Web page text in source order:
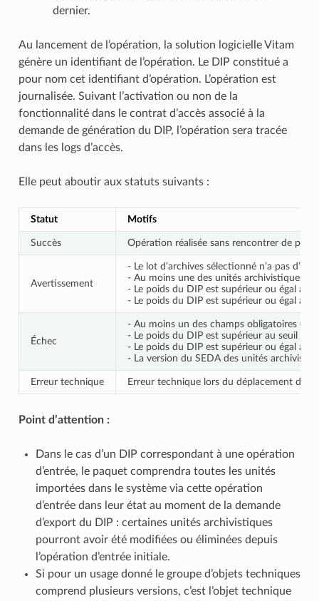
dernier.
Au lancement de l’opération, la solution logicielle Vitam
génère un identifiant de l’opération. Le DIP constitué a
pour nom cet identifiant d’opération. L’opération est
journalisée. Suivant l’activation ou non de la
fonctionnalité dans le contrat d’accès associé à la
demande de génération du DIP, l’opération sera tracée
dans les logs d’accès.
Elle peut aboutir aux statuts suivants :
Statut Motifs
Succès Opération réalisée sans rencontrer de
Avertissement
- Le lot d’archives sélectionné n’a pas
- Au moins une des unités archivistiques
- Le poids du DIP est supérieur ou égal au
- Le poids du DIP est supérieur ou égal au
Échec
- Au moins un des champs obligatoires
- Le poids du DIP est supérieur au seuil de
- Le poids du DIP est supérieur ou égal au
- La version du SEDA des unités
Erreur technique Erreur technique lors du déplacement des
Point d’attention :
Dans le cas d’un DIP correspondant à une opération
d’entrée, le paquet comprendra toutes les unités
importées dans le système via cette opération
d’entrée dans leur état au moment de la demande
d’export du DIP : certaines unités archivistiques
pourront avoir été modifiées ou éliminées depuis
l’opération d’entrée initiale.
Si pour un usage donné le groupe d’objets techniques
comprend plusieurs versions, c’est l’objet technique